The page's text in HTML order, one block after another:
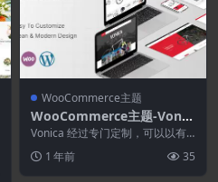
WooCommerce主题
WooCommerce主题-Vonic
a 1.0.9–自行车及配件WooC
ommerce主题
Vonica 经过专门定制，可以以有
品，同时为您的客...
1 年前 35